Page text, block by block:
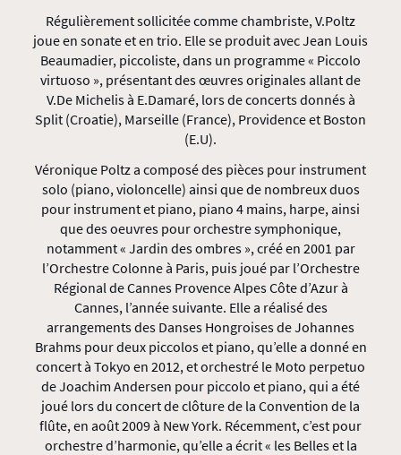
Régulièrement sollicitée comme chambriste, V.Poltz
joue en sonate et en trio. Elle se produit avec Jean Louis
Beaumadier, piccoliste, dans un programme « Piccolo
virtuoso », présentant des œuvres originales allant de
V.De Michelis à E.Damaré, lors de concerts donnés à
Split (Croatie), Marseille (France), Providence et Boston
(E.U).
Véronique Poltz a composé des pièces pour instrument
solo (piano, violoncelle) ainsi que de nombreux duos
pour instrument et piano, piano 4 mains, harpe, ainsi
que des oeuvres pour orchestre symphonique,
notamment « Jardin des ombres », créé en 2001 par
l’Orchestre Colonne à Paris, puis joué par l’Orchestre
Régional de Cannes Provence Alpes Côte d’Azur à
Cannes, l’année suivante. Elle a réalisé des
arrangements des Danses Hongroises de Johannes
Brahms pour deux piccolos et piano, qu’elle a donné en
concert à Tokyo en 2012, et orchestré le Moto perpetuo
de Joachim Andersen pour piccolo et piano, qui a été
joué lors du concert de clôture de la Convention de la
flûte, en août 2009 à New York. Récemment, c’est pour
orchestre d’harmonie, qu’elle a écrit « les Belles et la